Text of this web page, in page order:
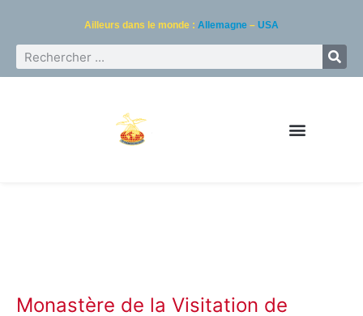
Ailleurs dans le monde : Allemagne – USA
Monastère de la Visitation de